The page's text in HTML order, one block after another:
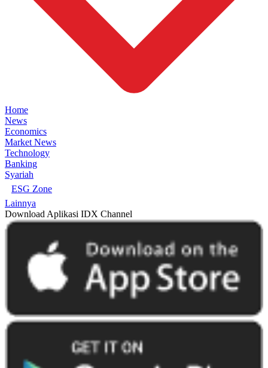
Home
News
Economics
Market News
Technology
Banking
Syariah
ESG Zone
Lainnya
Download Aplikasi IDX Channel